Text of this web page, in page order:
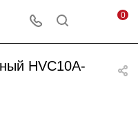
0
HVC10A-